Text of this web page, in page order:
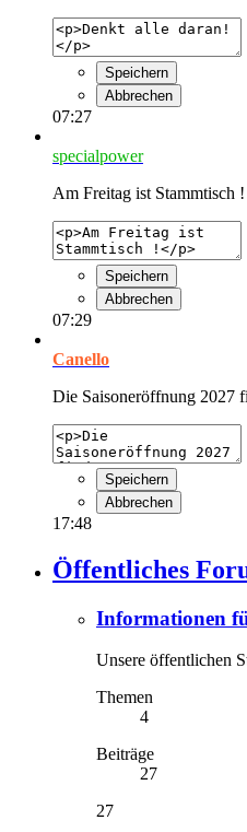
Speichern
Abbrechen
07:27
specialpower
Am Freitag ist Stammtisch !
Speichern
Abbrechen
07:29
Canello
Die Saisoneröffnung 2027
Speichern
Abbrechen
17:48
Öffentliches
Informationen
Unsere öffentlichen
Themen
4
Beiträge
27
27